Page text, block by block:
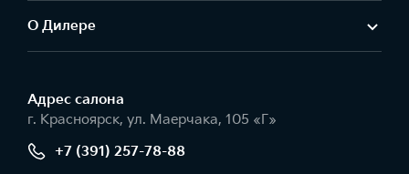
О Дилере
Адрес салонa
г. Красноярск, ул. Маерчака, 105 «Г»
+7 (391) 257-78-88